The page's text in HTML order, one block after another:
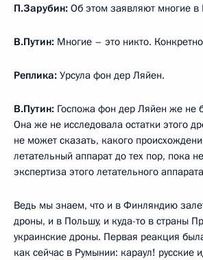
П.Зарубин: Об этом заявляют многие в
В.Путин: Многие – это никто.
Реплика: Урсула фон дер Ляйен.
В.Путин: Госпожа фон дер Ляйен же не
Она же не исследовала остатки этого
не может сказать, какого
летательный аппарат до тех пор, пока
экспертиза этого летательного
Ведь мы знаем, что и в Финляндию
дроны, и в Польшу, и куда-то в страны
украинские дроны. Первая реакция
как сейчас в Румынии: караул! русские